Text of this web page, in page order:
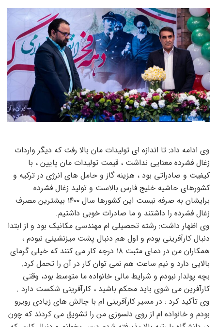
وی ادامه داد: تا اندازه ای تولیدات مان بالا رفت که دیگر واردات
زغال فشرده معنایی نداشت ، قیمت تولیدات مان پایین ، با
کیفیت و صادراتی بود ، هزینه گاز و حامل های انرژی در ترکیه و
کشورهای حاشیه خلیج فارس بالاست و تولید زغال فشرده
برایشان به صرفه نیست این کشورها سال ۱۴۰۰ بیشترین مصرف
زغال فشرده را داشتند و ما صادرات خوبی داشتیم.
وی اظهار داشت: رشته تحصیلی ام مهندسی مکانیک بود و از ابتدا
دنبال کارآفرینی بودم و اول هم دنبال پشت میزنشینی نبودم ،
همکاران من در دمای مثبت ۱۸ درجه کار می کنند که خیلی گرمای
بالایی دارد و نیم ساعت هم نمی توان کار در آن را تحمل کرد.
بچه پولدار نبودم و شرایط مالی خانواده ما متوسط بود، وقتی
کارآفرین می شوی باید محکم باشید ، کارآفرینی شکست دارد .
وی تأکید کرد : در مسیر کارآفرینی ام با چالش های زیادی رویرو
بودم و خانواده ام از روی دلسوزی من را تشویق می کردند که چون